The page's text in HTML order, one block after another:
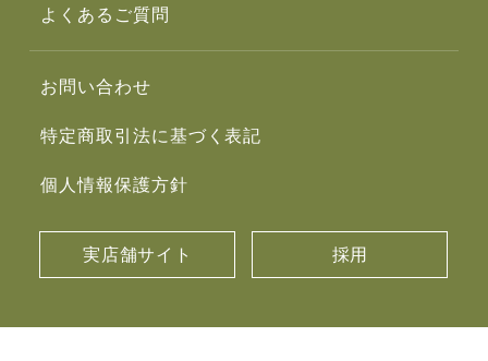
よくあるご質問
お問い合わせ
特定商取引法に基づく表記
個人情報保護方針
実店舗サイト 採用